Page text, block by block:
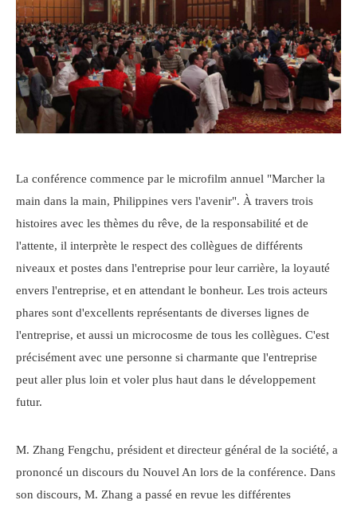
La conférence commence par le microfilm annuel "Marcher la
main dans la main, Philippines vers l'avenir". À travers trois
histoires avec les thèmes du rêve, de la responsabilité et de
l'attente, il interprète le respect des collègues de différents
niveaux et postes dans l'entreprise pour leur carrière, la loyauté
envers l'entreprise, et en attendant le bonheur. Les trois acteurs
phares sont d'excellents représentants de diverses lignes de
l'entreprise, et aussi un microcosme de tous les collègues. C'est
précisément avec une personne si charmante que l'entreprise
peut aller plus loin et voler plus haut dans le développement
futur.
M. Zhang Fengchu, président et directeur général de la société, a
prononcé un discours du Nouvel An lors de la conférence. Dans
son discours, M. Zhang a passé en revue les différentes